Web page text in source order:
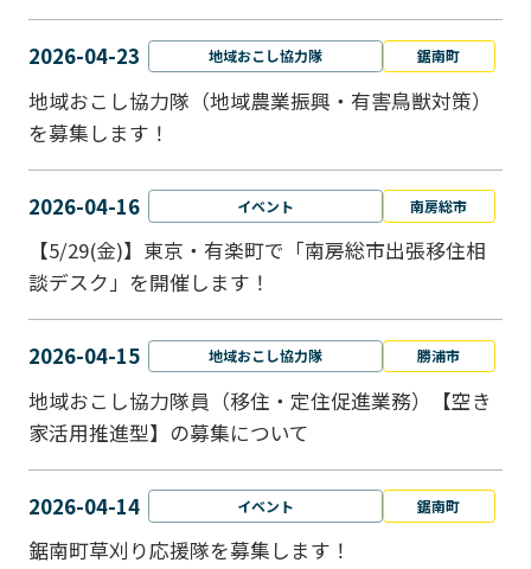
2026-04-23 地域おこし協力隊 鋸南町
地域おこし協力隊（地域農業振興・有害鳥獣対策）
を募集します！
2026-04-16 イベント 南房総市
【5/29(金)】東京・有楽町で「南房総市出張移住相
談デスク」を開催します！
2026-04-15 地域おこし協力隊 勝浦市
地域おこし協力隊員（移住・定住促進業務）【空き
家活用推進型】の募集について
2026-04-14 イベント 鋸南町
鋸南町草刈り応援隊を募集します！